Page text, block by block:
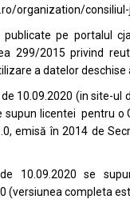
organization/
publicate pe portalul
299/2015 privind
a datelor deschise
10.09.2020 (in site-ul
supun licentei pentru o
emisă în 2014 de
10.09.2020 se
(versiunea completa